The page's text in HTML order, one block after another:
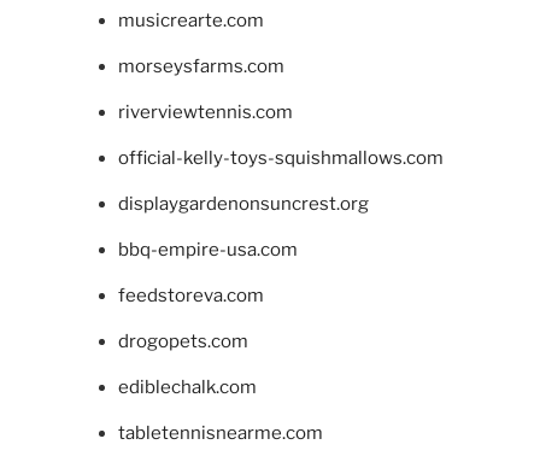
musicrearte.com
morseysfarms.com
riverviewtennis.com
official-kelly-toys-squishmallows.com
displaygardenonsuncrest.org
bbq-empire-usa.com
feedstoreva.com
drogopets.com
ediblechalk.com
tabletennisnearme.com